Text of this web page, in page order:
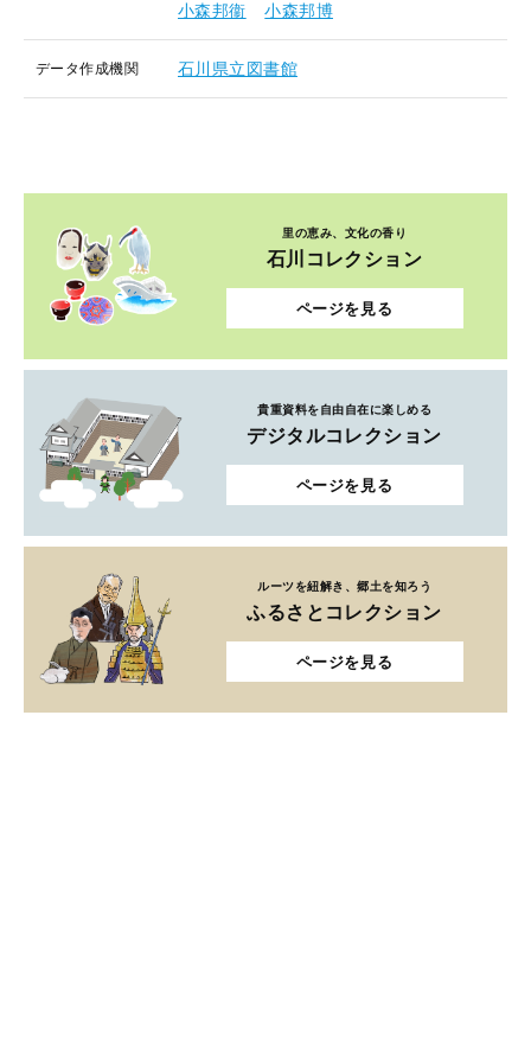
小森邦衞
小森邦博
データ作成機関 石川県立図書館
里の恵み、文化の香り
石川コレクション
ページを見る
貴重資料を自由自在に楽しめる
デジタルコレクション
ページを見る
ルーツを紐解き、郷土を知ろう
ふるさとコレクション
ページを見る